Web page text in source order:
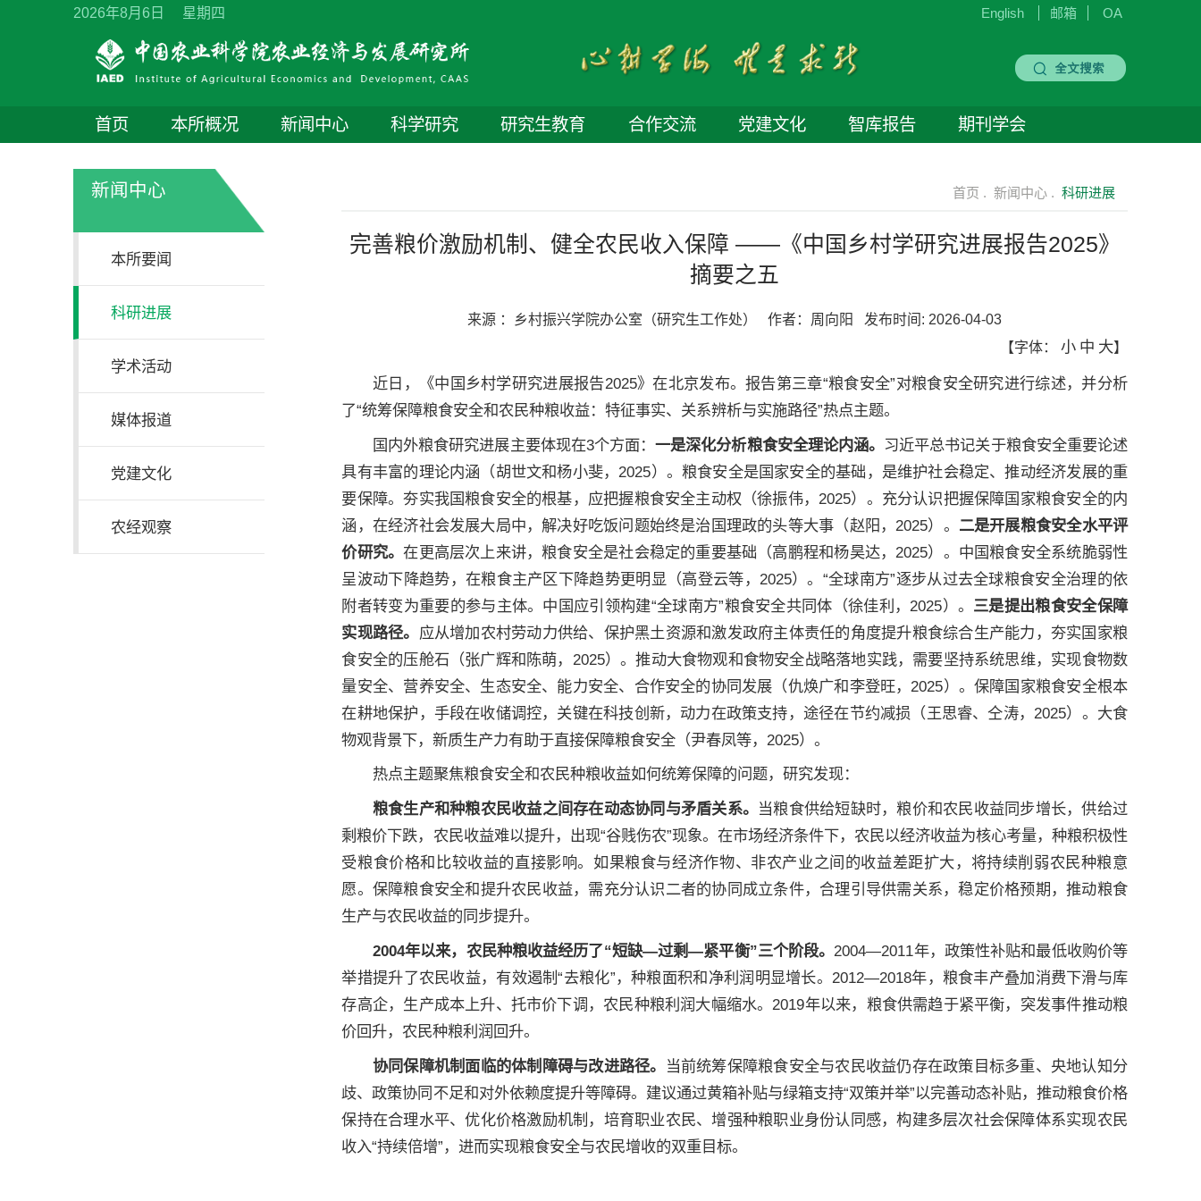
English 邮箱 OA
2026年8月6日 星期四
首页 本所概况 新闻中心 科学研究 研究生教育 合作交流 党建文化 智库报告 期刊学会
新闻中心
本所要闻
科研进展
学术活动
媒体报道
党建文化
农经观察
首页 . 新闻中心 . 科研进展
完善粮价激励机制、健全农民收入保障 ——《中国乡村学研究进展报告2025》
摘要之五
来源 ： 乡村振兴学院办公室（研究生工作处） 作者： 周向阳 发布时间: 2026-04-03
【字体： 小 中 大】
近日，《中国乡村学研究进展报告2025》在北京发布。报告第三章“粮食安全”对粮食安全研究进行综述，并分析
了“统筹保障粮食安全和农民种粮收益：特征事实、关系辨析与实施路径”热点主题。
国内外粮食研究进展主要体现在3个方面：一是深化分析粮食安全理论内涵。 习近平总书记关于粮食安全重要论述
具有丰富的理论内涵（胡世文和杨小斐，2025）。粮食安全是国家安全的基础，是维护社会稳定、推动经济发展的重
要保障。夯实我国粮食安全的根基，应把握粮食安全主动权（徐振伟，2025）。充分认识把握保障国家粮食安全的内
涵，在经济社会发展大局中，解决好吃饭问题始终是治国理政的头等大事（赵阳，2025）。 二是开展粮食安全水平评
价研究。在更高层次上来讲，粮食安全是社会稳定的重要基础（高鹏程和杨昊达，2025）。中国粮食安全系统脆弱性
呈波动下降趋势，在粮食主产区下降趋势更明显（高登云等，2025）。“全球南方”逐步从过去全球粮食安全治理的依
附者转变为重要的参与主体。中国应引领构建“全球南方”粮食安全共同体（徐佳利，2025）。 三是提出粮食安全保障
实现路径。 应从增加农村劳动力供给、保护黑土资源和激发政府主体责任的角度提升粮食综合生产能力，夯实国家粮
食安全的压舱石（张广辉和陈萌，2025）。推动大食物观和食物安全战略落地实践，需要坚持系统思维，实现食物数
量安全、营养安全、生态安全、能力安全、合作安全的协同发展（仇焕广和李登旺，2025）。保障国家粮食安全根本
在耕地保护，手段在收储调控，关键在科技创新，动力在政策支持，途径在节约减损（王思睿、仝涛，2025）。大食
物观背景下，新质生产力有助于直接保障粮食安全（尹春凤等，2025）。
热点主题聚焦粮食安全和农民种粮收益如何统筹保障的问题，研究发现：
粮食生产和种粮农民收益之间存在动态协同与矛盾关系。 当粮食供给短缺时，粮价和农民收益同步增长，供给过
剩粮价下跌，农民收益难以提升，出现“谷贱伤农”现象。在市场经济条件下，农民以经济收益为核心考量，种粮积极性
受粮食价格和比较收益的直接影响。如果粮食与经济作物、非农产业之间的收益差距扩大，将持续削弱农民种粮意
愿。保障粮食安全和提升农民收益，需充分认识二者的协同成立条件，合理引导供需关系，稳定价格预期，推动粮食
生产与农民收益的同步提升。
2004年以来，农民种粮收益经历了“短缺—过剩—紧平衡”三个阶段。 2004—2011年，政策性补贴和最低收购价等
举措提升了农民收益，有效遏制“去粮化”，种粮面积和净利润明显增长。2012—2018年，粮食丰产叠加消费下滑与库
存高企，生产成本上升、托市价下调，农民种粮利润大幅缩水。2019年以来，粮食供需趋于紧平衡，突发事件推动粮
价回升，农民种粮利润回升。
协同保障机制面临的体制障碍与改进路径。
当前统筹保障粮食安全与农民收益仍存在政策目标多重、央地认知分
歧、政策协同不足和对外依赖度提升等障碍。建议通过黄箱补贴与绿箱支持“双策并举”以完善动态补贴，推动粮食价格
保持在合理水平、优化价格激励机制，培育职业农民、增强种粮职业身份认同感，构建多层次社会保障体系实现农民
收入“持续倍增”，进而实现粮食安全与农民增收的双重目标。